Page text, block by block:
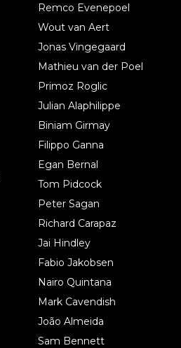
Remco Evenepoel
Wout van Aert
Jonas Vingegaard
Mathieu van der Poel
Primoz Roglic
Julian Alaphilippe
Biniam Girmay
Filippo Ganna
Egan Bernal
Tom Pidcock
Peter Sagan
Richard Carapaz
Jai Hindley
Fabio Jakobsen
Nairo Quintana
Mark Cavendish
João Almeida
Sam Bennett